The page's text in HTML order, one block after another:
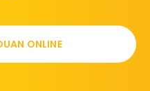
ONLINE